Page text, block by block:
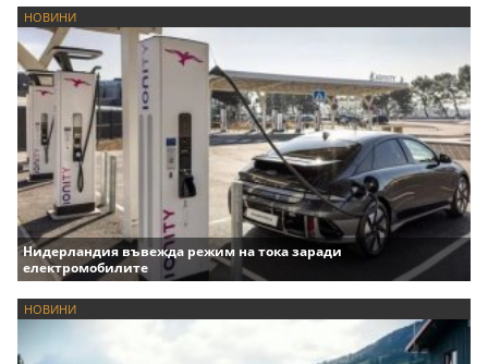
НОВИНИ
Нидерландия въвежда режим на тока заради
електромобилите
НОВИНИ